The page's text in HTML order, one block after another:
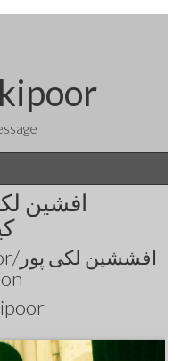
افشین
afshin lakipoor/افششین لکی پور